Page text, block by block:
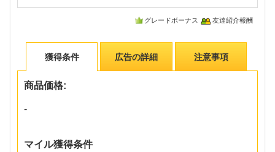
グレードボーナス 友達紹介報酬
獲得条件 広告の詳細 注意事項
商品価格:
-
マイル獲得条件